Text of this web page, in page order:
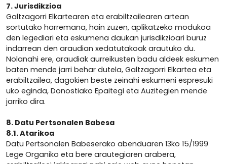
7. Jurisdikzioa
Galtzagorri Elkartearen eta erabiltzailearen artean
sortutako harremana, hain zuzen, aplikatzeko modukoa
den legediari eta eskumena daukan jurisdikzioari buruz
indarrean den araudian xedatutakoak arautuko du.
Nolanahi ere, araudiak aurreikusten badu aldeek eskumen
baten mende jarri behar dutela, Galtzagorri Elkartea eta
erabiltzailea, dagokien beste zeinahi eskumeni espresuki
uko eginda, Donostiako Epaitegi eta Auzitegien mende
jarriko dira.
8. Datu Pertsonalen Babesa
8.1. Atarikoa
Datu Pertsonalen Babeserako abenduaren 13ko 15/1999
Lege Organiko eta bere arautegiaren arabera,